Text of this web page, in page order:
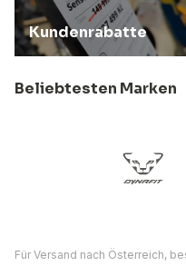
Kundenrabatte
Beliebtesten Marken
Für Versand nach Österreich,